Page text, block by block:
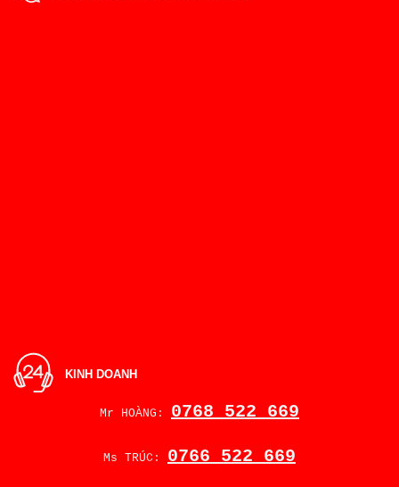
KINH DOANH
Mr HOÀNG: 0768 522 669
Ms TRÚC: 0766 522 669